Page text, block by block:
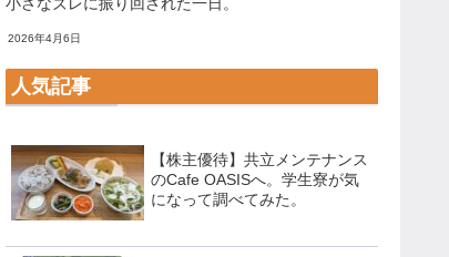
2026年4月6日
人気記事
【株主優待】共立メンテナンス
のCafe OASISへ。学生寮が気
になって調べてみた。